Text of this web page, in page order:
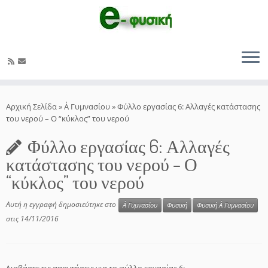
στο
περιεχόμενο
Αρχική Σελίδα»Α΄ Γυμνασίου»Φύλλο εργασίας 6: Αλλαγές κατάστασης
του νερού – Ο “κύκλος” του νερού
Φύλλο εργασίας 6: Αλλαγές
κατάστασης του νερού – Ο
“κύκλος” του νερού
Αυτή η εγγραφή δημοσιεύτηκε στο Α΄ Γυμνασίου Φυσική Φυσική Α΄ Γυμνασίου
στις 14/11/2016